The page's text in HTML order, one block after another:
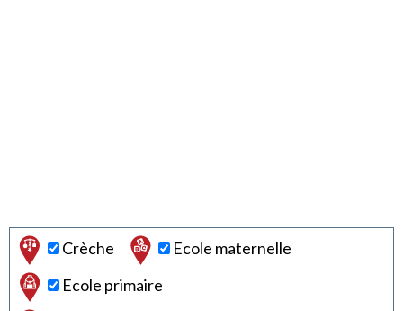
Crèche
Ecole maternelle
Ecole primaire